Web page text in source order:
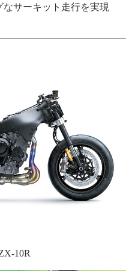
サーキット走行を実現
10R